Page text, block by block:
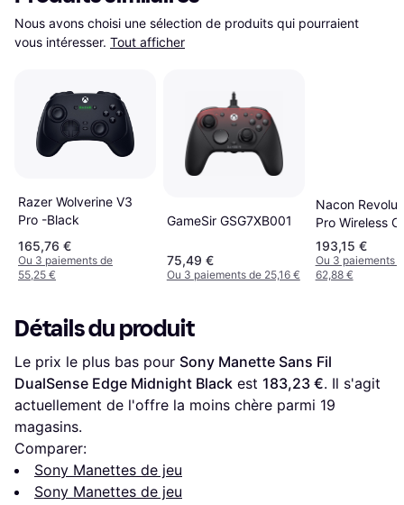
Nous avons choisi une sélection de produits qui pourraient
vous intéresser. Tout afficher
Razer Wolverine V3
Pro -Black
165,76 €
Ou 3 paiements de
55,25 €
GameSir GSG7XB001
75,49 €
Ou 3 paiements de 25,16 €
Nacon
Pro Wireless
- Black/White
193,15 €
Ou 3 paiements
62,88 €
Détails du produit
Le prix le plus bas pour Sony Manette Sans Fil
DualSense Edge Midnight Black est 183,23 €. Il s'agit
actuellement de l'offre la moins chère parmi 19
magasins.
Comparer:
Sony Manettes de jeu
Sony Manettes de jeu